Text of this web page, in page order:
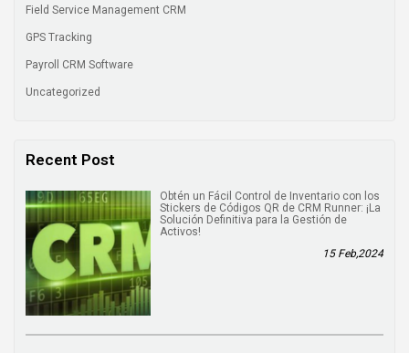
Field Service Management CRM
GPS Tracking
Payroll CRM Software
Uncategorized
Recent Post
Obtén un Fácil Control de Inventario con los
Stickers de Códigos QR de CRM Runner: ¡La
Solución Definitiva para la Gestión de
Activos!
15 Feb,2024